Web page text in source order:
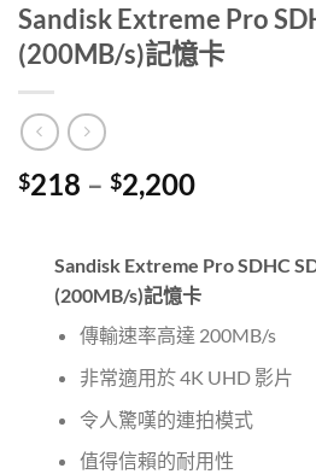
Sandisk Extreme Pro
(200MB/s)記憶卡
$218 – $2,200Price
through
$2,200
Sandisk Extreme Pro SDHC
(200MB/s)記憶卡
傳輸速率高達 200MB/s
非常適用於 4K UHD 影片
令人驚嘆的連拍模式
值得信賴的耐用性